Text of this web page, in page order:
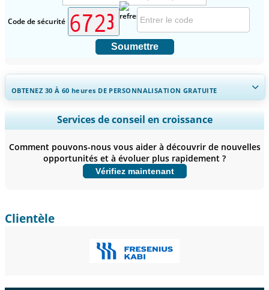
Code de sécurité
Soumettre
OBTENEZ 30 À 60heures DE PERSONNALISATION GRATUITE
Ampliar a cobertura regional e por país, Análise de segmentos,
Perfis de empresas, Benchmarking competitivo, e insights sobre o
Personnaliser maintenant
Services de conseil en croissance
Comment pouvons-nous vous aider à découvrir de nouvelles
opportunités et à évoluer plus rapidement ?
Vérifiez maintenant
Clientèle